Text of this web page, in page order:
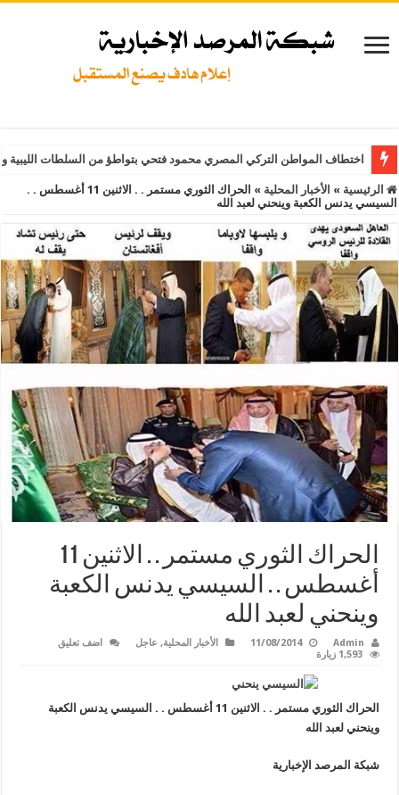
اختطاف المواطن التركي المصري محمود فتحي بتواطؤ من السلطات
الرئيسية » الأخبار المحلية »
الحراك الثوري مستمر . . الاثنين 11 أغسطس . .
السيسي يدنس الكعبة وينحني لعبد الله
الحراك الثوري مستمر . . الاثنين 11
أغسطس . . السيسي يدنس الكعبة
وينحني لعبد الله
Admin
11/08/2014 الأخبار المحلية, عاجل
اضف تعليق
1,593 زيارة
الحراك الثوري مستمر . . الاثنين 11 أغسطس . . السيسي يدنس الكعبة
وينحني لعبد الله
شبكة المرصد الإخبارية